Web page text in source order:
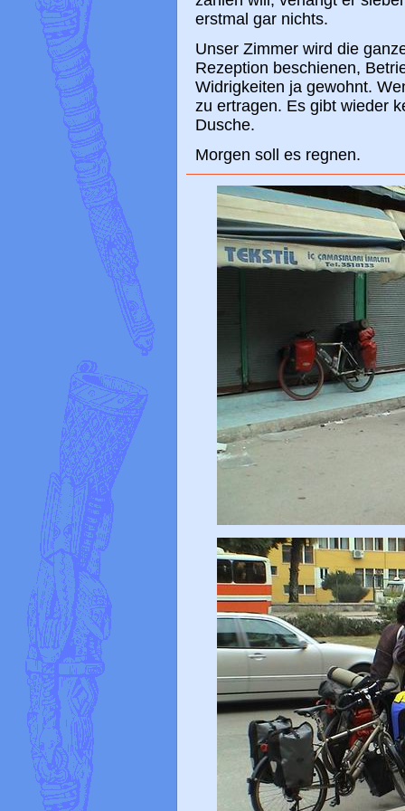
erstmal gar nichts.
Unser Zimmer wird die
Rezeption beschienen,
Widrigkeiten ja gewohnt.
zu ertragen. Es gibt wieder
Dusche.
Morgen soll es regnen.